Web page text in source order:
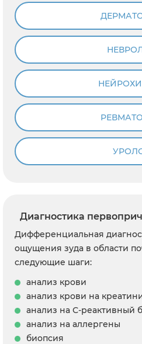
Диагностика
Дифференциальная
ощущения зуда в области
следующие шаги:
анализ крови
анализ крови на
анализ на С-реактивный
анализ на аллергены
биопсия